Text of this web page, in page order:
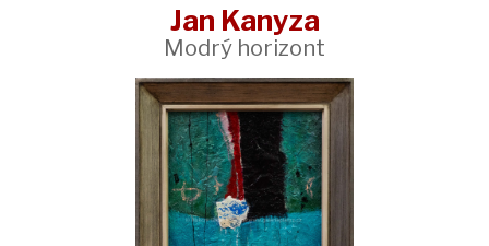
Jan Kanyza
Modrý horizont